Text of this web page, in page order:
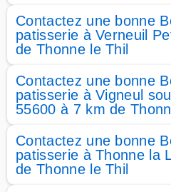
Contactez une bonne
patisserie à Verneuil
de Thonne le Thil
Contactez une bonne
patisserie à Vigneul
55600 à 7 km de
Contactez une bonne
patisserie à Thonne la
de Thonne le Thil